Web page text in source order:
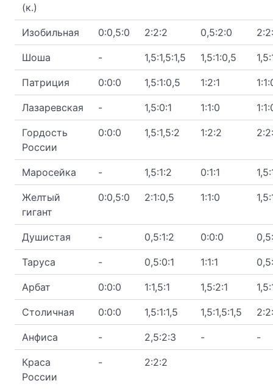
(к.)
Изобильная 0:0,5:0 2:2:2 0,5:2:0
Шоша - 1,5:1,5:1,5 1,5:1:0,5
Патриция 0:0:0 1,5:1:0,5 1:2:1
Лазаревская - 1,5:0:1 1:1:0
Гордость
России
0:0:0 1,5:1,5:2 1:2:2
Маросейка - 1,5:1:2 0:1:1
Желтый
гигант
0:0,5:0 2:1:0,5 1:1:0
Душистая - 0,5:1:2 0:0:0
Таруса - 0,5:0:1 1:1:1
Арбат 0:0:0 1:1,5:1 1,5:2:1
Столичная 0:0:0 1,5:1:1,5 1,5:1,5:1,5
Анфиса - 2,5:2:3 - -
Краса
России
- 2:2:2